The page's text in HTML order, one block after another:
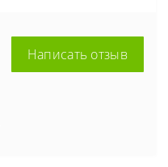
Написать отзыв